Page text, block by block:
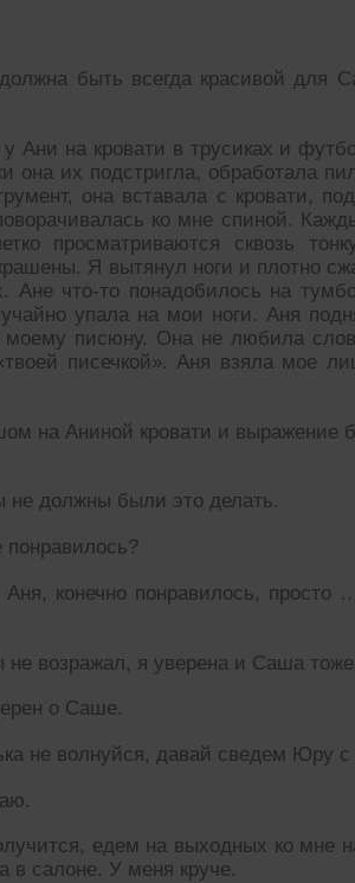
всегда красивой для
Ани на кровати в трусиках и
она их подстригла, обработала
она вставала с кровати,
ко мне спиной.
просматриваются сквозь
Я вытянул ноги и плотно
Ане что-то понадобилось на
упала на мои ноги. Аня
моему писюну. Она не любила
писечкой». Аня взяла мое
на Аниной кровати и выражение
были это делать.
понравилось, просто …
я уверена и Саша тоже,
о Саше.
давай сведем Юру с
едем на выходных ко мне на
в салоне. У меня круче.